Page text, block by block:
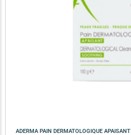
ADERMA PAIN DERMATOLOGIQUE APAISANT